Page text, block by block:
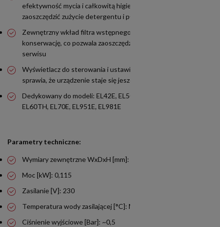
efektywność mycia i całkowitą higienę, a dodatkowo pozwala
zaoszczędzić zużycie detergentu i płynu nabłyszczającego
Zewnętrzny wkład filtra wstępnego znacznie ułatwia jego
konserwację, co pozwala zaoszczędzić czas i obniżyć koszty
serwisu
Wyświetlacz do sterowania i ustawiania każdej operacji
sprawia, że urządzenie staje się jeszcze prostsze w obsłudze
Dedykowany do modeli: EL42E, EL50E, EL51E, EL55E, EL60E,
EL60TH, EL70E, EL951E, EL981E
Parametry techniczne:
Wymiary zewnętrzne WxDxH [mm]: 170x620x400
Moc [kW]: 0,115
Zasilanie [V]: 230
Temperatura wody zasilającej [°C]: Max. 30
Ciśnienie wyjściowe [Bar]: ~0,5